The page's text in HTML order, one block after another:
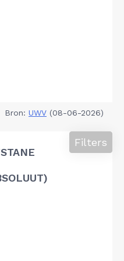
Bron: UWV (08-06-2026)
Filters